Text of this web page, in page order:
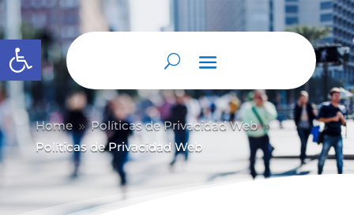
Abrir barra de herramientas
Home 9 Políticas de Privacidad Web 9
Políticas de Privacidad Web